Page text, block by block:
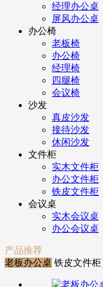
经理办公桌
屏风办公桌
办公椅
老板椅
办公椅
经理椅
四腿椅
会议椅
沙发
真皮沙发
接待沙发
休闲沙发
文件柜
实木文件柜
办公文件柜
铁皮文件柜
会议桌
实木会议桌
办公会议桌
产品推荐
老板办公桌 铁皮文件柜